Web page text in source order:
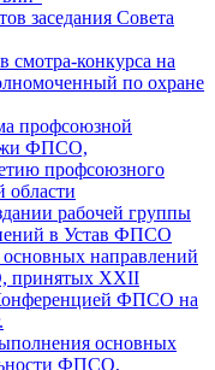
заседания Совета
смотра-конкурса на
по охране
профсоюзной
ФПСО,
профсоюзного
области
рабочей группы
в Устав ФПСО
направлений
принятых XXII
ФПСО на
основных
ФПСО,